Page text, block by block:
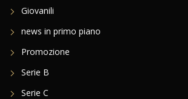
Giovanili
news in primo piano
Promozione
Serie B
Serie C